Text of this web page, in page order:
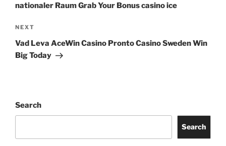
nationaler Raum Grab Your Bonus casino ice
NEXT
Vad Leva AceWin Casino Pronto Casino Sweden Win
Big Today
Search
Search